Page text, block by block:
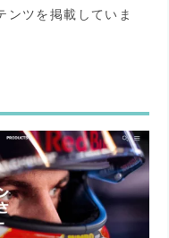
ンツを掲載していま